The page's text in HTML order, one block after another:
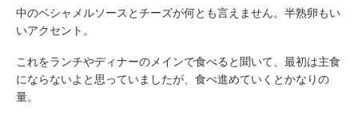
中のベシャメルソースとチーズが何とも言えません。半熟卵もい
いアクセント。
これをランチやディナーのメインで食べると聞いて、最初は主食
にならないよと思っていましたが、食べ進めていくとかなりの
量。